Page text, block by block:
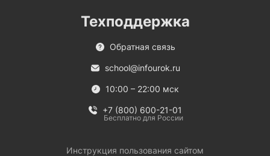
Техподдержка
Обратная связь
school@infourok.ru
10:00 – 22:00 мск
+7 (800) 600-21-01
Бесплатно для России
Инструкция пользования сайтом